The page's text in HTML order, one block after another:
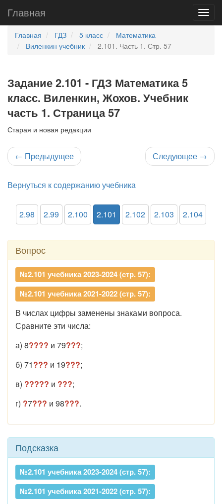
Главная
Главная ГДЗ 5 класс
Математика
Виленкин учебник
2.101. Часть 1. Стр. 57
Задание 2.101 - ГДЗ Математика 5
класс. Виленкин, Жохов. Учебник
часть 1. Страница 57
Старая и новая редакции
← Предыдущее Следующее →
Вернуться к содержанию учебника
2.98 2.99 2.100 2.101 2.102 2.103 2.104
Вопрос
№2.101 учебника 2023-2024 (стр. 57):
№2.101 учебника 2021-2022 (стр. 57):
В числах цифры заменены знаками вопроса.
Сравните эти числа:
а) 8???? и 79???;
б) 71??? и 19???;
в) ????? и ???;
г) ?7??? и 98???.
Подсказка
№2.101 учебника 2023-2024 (стр. 57):
№2.101 учебника 2021-2022 (стр. 57):